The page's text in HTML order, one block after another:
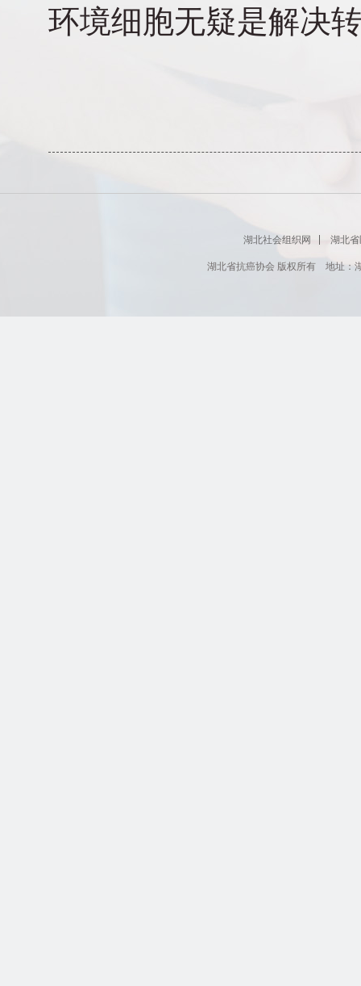
环境细胞无疑是解决
湖北社会组织网 湖北
湖北省抗癌协会 版权所有 地址：